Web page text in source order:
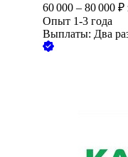
60 000 – 80 000 ₽
Опыт 1-3 года
Выплаты: Два